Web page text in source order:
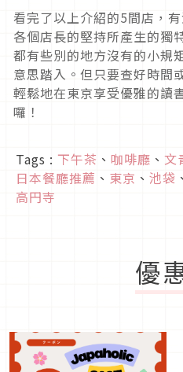
看完了以上介紹的5間店，
各個店長的堅持所產生的獨
都有些別的地方沒有的小規
意思踏入。但只要查好時間
輕鬆地在東京享受優雅的讀
囉！
Tags : 下午茶 、 咖啡廳 、 文
日本餐廳推薦 、 東京 、 池袋 、
高円寺
優